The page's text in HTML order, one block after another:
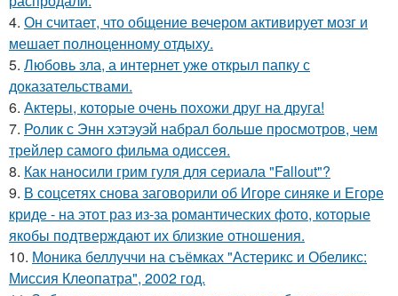
4. Он считает, что общение вечером активирует мозг и
мешает полноценному отдыху.
5. Любовь зла, а интернет уже открыл папку с
доказательствами.
6. Актеры, которые очень похожи друг на друга!
7. Ролик с Энн хэтэуэй набрал больше просмотров, чем
трейлер самого фильма одиссея.
8. Как наносили грим гуля для сериала "Fallout"?
9. В соцсетях снова заговорили об Игоре синяке и Егоре
криде - на этот раз из-за романтических фото, которые
якобы подтверждают их близкие отношения.
10. Моника беллуччи на съёмках "Астерикс и Обеликс:
Миссия Клеопатра", 2002 год.